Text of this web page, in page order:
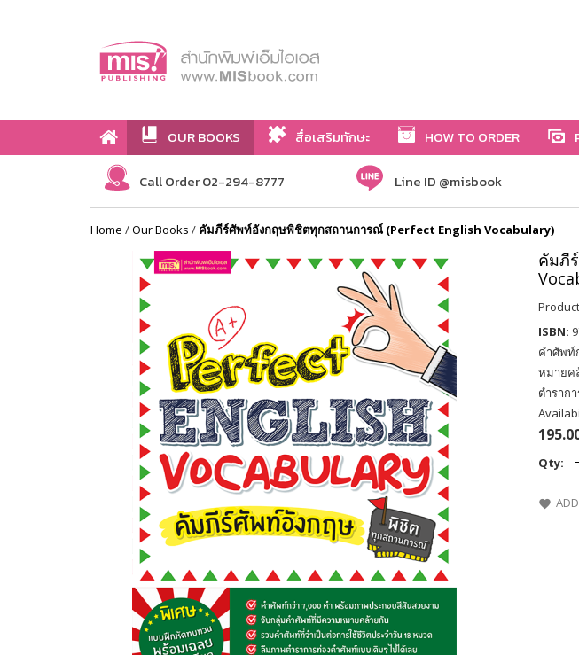
OUR BOOKS สื่อเสริมทักษะ HOW TO ORDER
Call Order 02-294-8777 Line ID @misbook
Home /Our Books / คัมภีร์ศัพท์อังกฤษพิชิตทุกสถานการณ์ (Perfect English Vocabulary)
คัมภี
ISBN:
คำศัพท์
หมายค
ตำราก
Qty: